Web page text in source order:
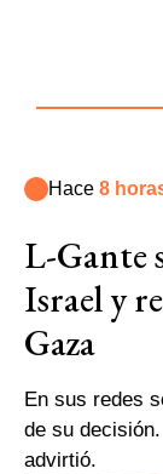
Hace 8
L-Gante
Israel y
Gaza
En sus redes
de su
advirtió.